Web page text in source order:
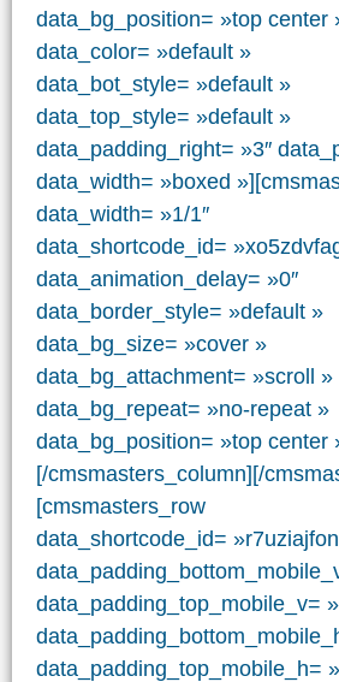
data_bg_position= »top center
data_color= »default »
data_bot_style= »default »
data_top_style= »default »
data_padding_right= »3″
data_width= »boxed
data_width= »1/1″
data_shortcode_id=
data_animation_delay= »0″
data_border_style= »default »
data_bg_size= »cover »
data_bg_attachment= »scroll »
data_bg_repeat= »no-repeat »
data_bg_position= »top center
[/cmsmasters_column][/
[cmsmasters_row
data_shortcode_id=
data_padding_top_mobile_v=
data_padding_top_mobile_h=